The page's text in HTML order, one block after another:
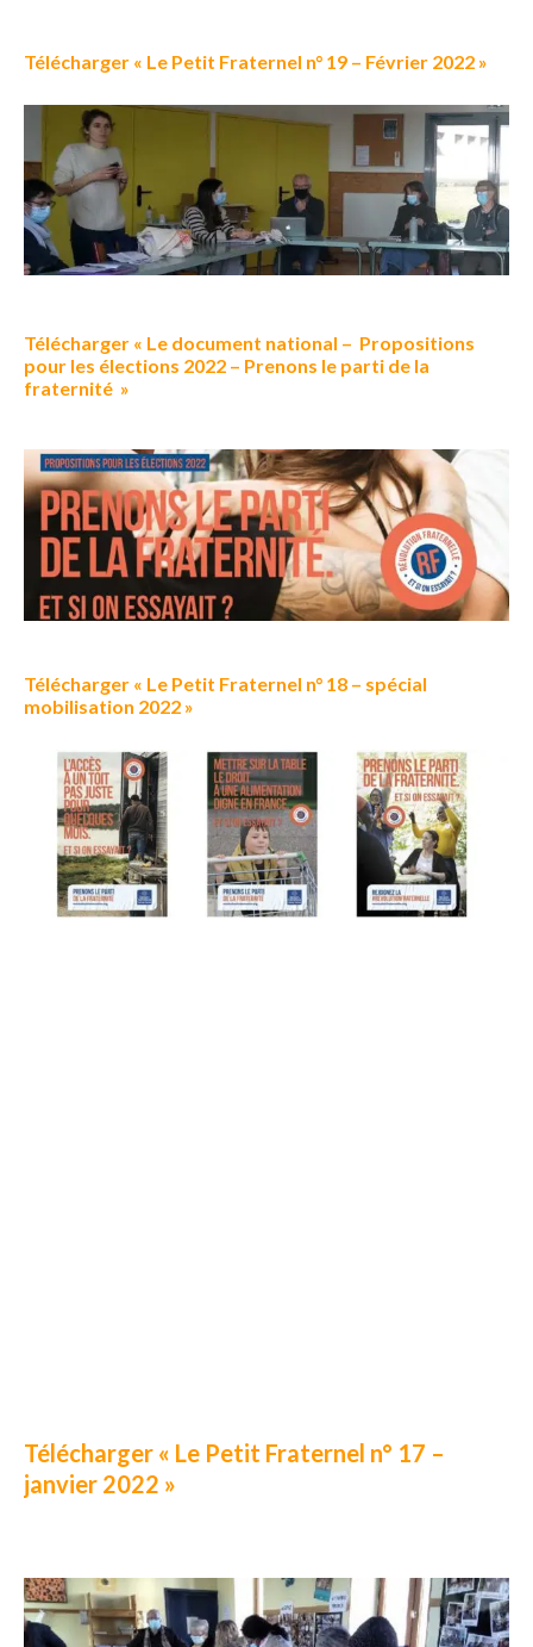
Télécharger « Le Petit Fraternel n° 19 – Février 2022 »
Télécharger « Le document national – Propositions
pour les élections 2022 – Prenons le parti de la
fraternité »
Télécharger « Le Petit Fraternel n° 18 – spécial
mobilisation 2022 »
Télécharger « Le Petit Fraternel n° 17 –
janvier 2022 »